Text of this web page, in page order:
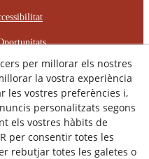
Laboral
Tots els drets reservats.
per millorar els nostres
la vostra experiència
les vostres preferències i,
personalitzats segons
els vostres hàbits de
per consentir totes les
rebutjar totes les galetes o